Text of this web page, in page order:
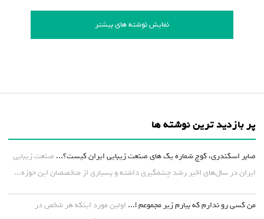
نمایش نوشته های بیشتر
پر بازدید ترین نوشته ها
صابر اسکندری، کوچ شماره یک های صنعت زیبایی ایران کیست؟... صنعت زیبایی
ایران در سال‌های اخیر رشد چشمگیری داشته و بسیاری از متخصصان این حوزه...
من کسی رو ندارم که بیارم زیر مجموعم !... اولین مورد اینکه هر شخص در